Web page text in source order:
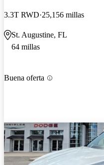
3.3T RWD 25,156 millas
St. Augustine, FL
64 millas
Buena oferta